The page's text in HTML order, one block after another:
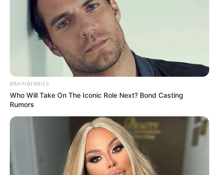
BRAINBERRIES
Who Will Take On The Iconic Role Next? Bond Casting
Rumors